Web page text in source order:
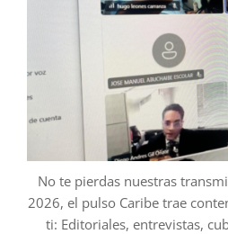
No te pierdas nuestras
2026, el pulso Caribe trae
ti: Editoriales, entrevistas,